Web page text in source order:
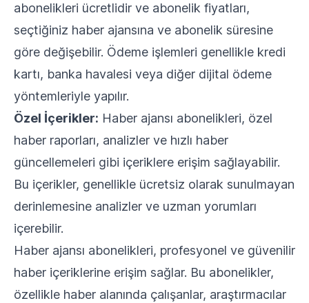
abonelikleri ücretlidir ve abonelik fiyatları,
seçtiğiniz haber ajansına ve abonelik süresine
göre değişebilir. Ödeme işlemleri genellikle kredi
kartı, banka havalesi veya diğer dijital ödeme
yöntemleriyle yapılır.
Özel İçerikler: Haber ajansı abonelikleri, özel
haber raporları, analizler ve hızlı haber
güncellemeleri gibi içeriklere erişim sağlayabilir.
Bu içerikler, genellikle ücretsiz olarak sunulmayan
derinlemesine analizler ve uzman yorumları
içerebilir.
Haber ajansı abonelikleri, profesyonel ve güvenilir
haber içeriklerine erişim sağlar. Bu abonelikler,
özellikle haber alanında çalışanlar, araştırmacılar